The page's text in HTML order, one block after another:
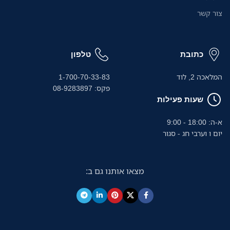
צור קשר
כתובת
המלאכה 2, לוד
שעות פעילות
א-ה: 18:00 - 9:00
יום ו וערבי חג - סגור
טלפון
1-700-70-33-83
פקס: 08-9283897
מצאו אותנו גם ב: